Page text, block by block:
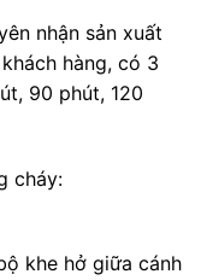
nhận sản xuất
hàng, có 3
90 phút, 120
cháy:
khe hở giữa cánh